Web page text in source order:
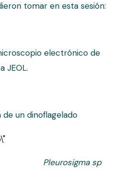
tomar en esta sesión:
electrónico de
JEOL.
de un dinoflagelado
sp